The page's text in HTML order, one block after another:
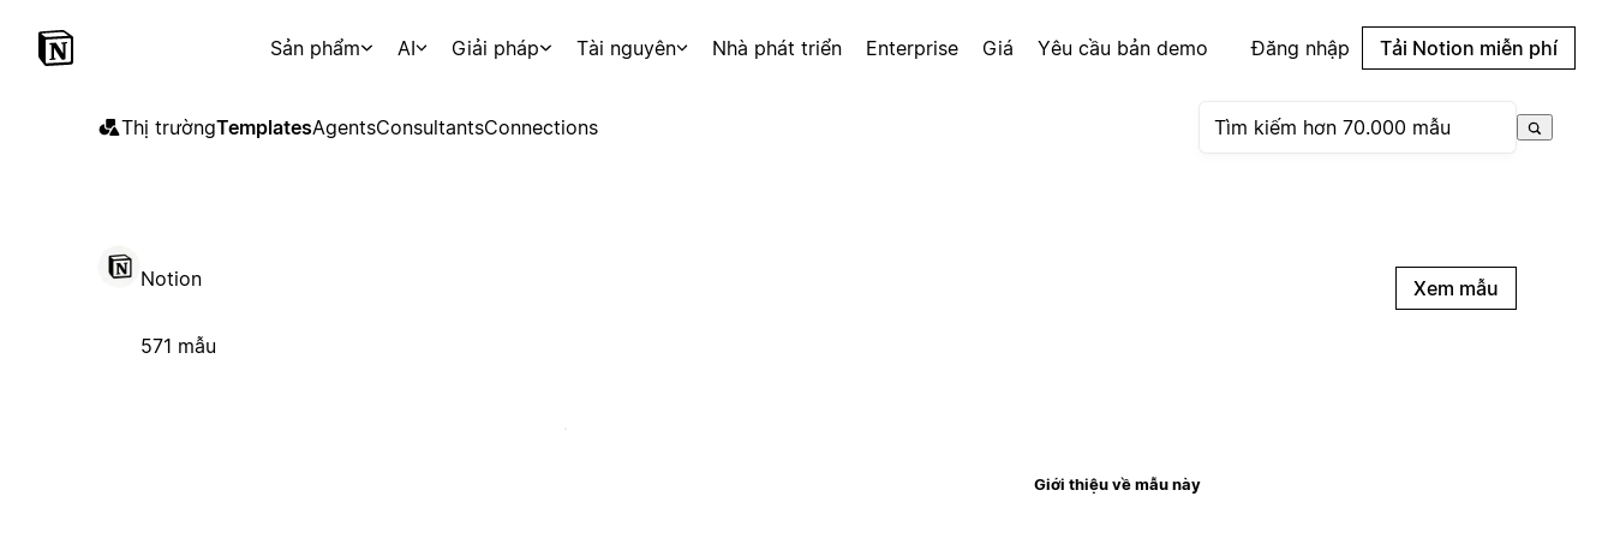
Sản phẩm AI Giải pháp Tài nguyên Nhà phát triển Enterprise Giá Yêu cầu bản demo Đăng nhập Tải Notion miễn phí
Thị trườngTemplatesAgentsConsultantsConnections
Notion
571 mẫu
Xem mẫu
Giới thiệu về mẫu này